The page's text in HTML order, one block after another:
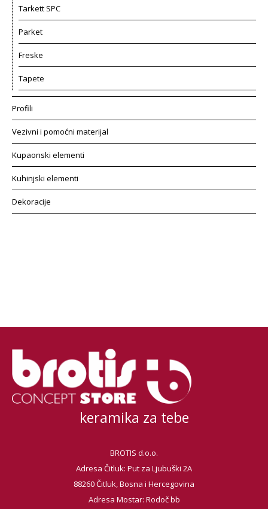
Tarkett SPC
Parket
Freske
Tapete
Profili
Vezivni i pomoćni materijal
Kupaonski elementi
Kuhinjski elementi
Dekoracije
keramika za tebe
BROTIS d.o.o.
Adresa Čitluk: Put za Ljubuški 2A
88260 Čitluk, Bosna i Hercegovina
Adresa Mostar: Rodoč bb